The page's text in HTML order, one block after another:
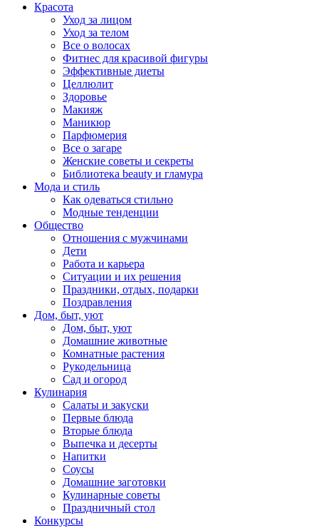
Красота
Уход за лицом
Уход за телом
Все о волосах
Фитнес для красивой фигуры
Эффективные диеты
Целлюлит
Здоровье
Макияж
Маникюр
Парфюмерия
Все о загаре
Женские советы и секреты
Библиотека beauty и гламура
Мода и стиль
Как одеваться стильно
Модные тенденции
Общество
Отношения с мужчинами
Дети
Работа и карьера
Ситуации и их решения
Праздники, отдых, подарки
Поздравления
Дом, быт, уют
Дом, быт, уют
Домашние животные
Комнатные растения
Рукодельница
Сад и огород
Кулинария
Салаты и закуски
Первые блюда
Вторые блюда
Выпечка и десерты
Напитки
Соусы
Домашние заготовки
Кулинарные советы
Праздничный стол
Конкурсы